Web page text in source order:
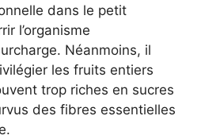
dans le petit
l’organisme
Néanmoins, il
les fruits entiers
trop riches en sucres
des fibres essentielles